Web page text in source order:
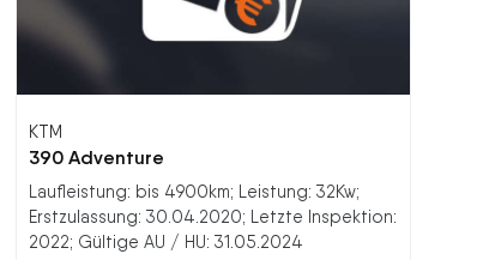
KTM
390 Adventure
Laufleistung: bis 4900km; Leistung: 32Kw;
Erstzulassung: 30.04.2020; Letzte Inspektion:
2022; Gültige AU / HU: 31.05.2024